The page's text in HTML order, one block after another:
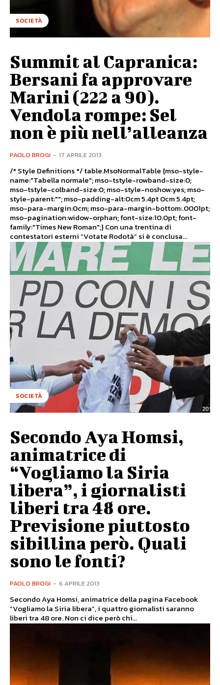
SOCIETÀ
Summit al Capranica:
Bersani fa approvare
Marini (222 a 90).
Vendola rompe: Sel
non è più nell’alleanza
PAOLO BROGI - 17 APRILE 2013
/* Style Definitions */ table.MsoNormalTable {mso-style-
name:"Tabella normale"; mso-tstyle-rowband-size:0;
mso-tstyle-colband-size:0; mso-style-noshow:yes; mso-
style-parent:""; mso-padding-alt:0cm 5.4pt 0cm 5.4pt;
mso-para-margin:0cm; mso-para-margin-bottom:.0001pt;
mso-pagination:widow-orphan; font-size:10.0pt; font-
family:"Times New Roman";} Con una trentina di
contestatori esterni “Votate Rodotà” si è conclusa...
SOCIETÀ
Secondo Aya Homsi,
animatrice di
“Vogliamo la Siria
libera”, i giornalisti
liberi tra 48 ore.
Previsione piuttosto
sibillina però. Quali
sono le fonti?
PAOLO BROGI - 6 APRILE 2013
Secondo Aya Homsi, animatrice della pagina Facebook
“Vogliamo la Siria libera”, i quattro giornalisti saranno
liberi tra 48 ore. Non ci dice però chi...